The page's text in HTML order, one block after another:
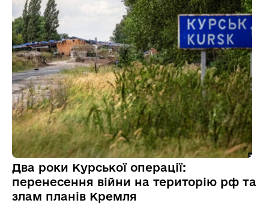
Два роки Курської операції:
перенесення війни на територію рф та
злам планів Кремля